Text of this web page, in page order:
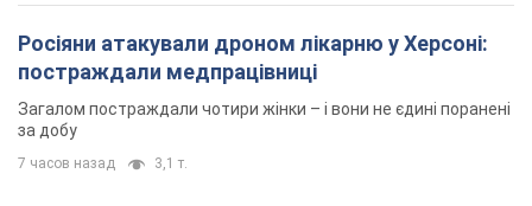
Росіяни атакували дроном лікарню у Херсоні:
постраждали медпрацівниці
Загалом постраждали чотири жінки – і вони не єдині поранені
за добу
7 часов назад 3,1 т.